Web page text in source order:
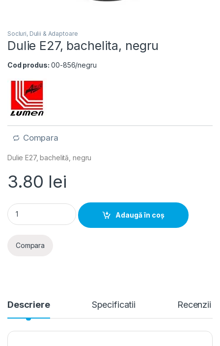
Socluri, Dulii & Adaptoare
Dulie E27, bachelita, negru
Cod produs: 00-856/negru
Compara
Dulie E27, bachelită, negru
3.80 lei
Dulie E27, bachelita, negru quantity
Adaugă în coș
Compara
Descriere Specificatii Recenzii